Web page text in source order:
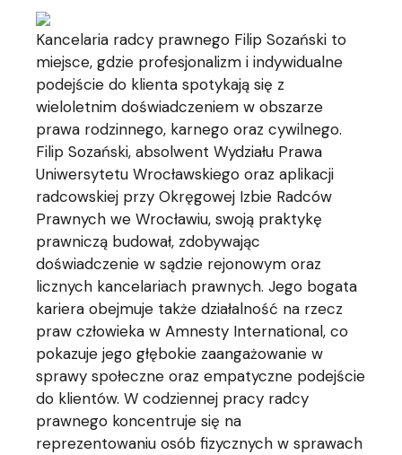
Kancelaria radcy prawnego Filip Sozański to
miejsce, gdzie profesjonalizm i indywidualne
podejście do klienta spotykają się z
wieloletnim doświadczeniem w obszarze
prawa rodzinnego, karnego oraz cywilnego.
Filip Sozański, absolwent Wydziału Prawa
Uniwersytetu Wrocławskiego oraz aplikacji
radcowskiej przy Okręgowej Izbie Radców
Prawnych we Wrocławiu, swoją praktykę
prawniczą budował, zdobywając
doświadczenie w sądzie rejonowym oraz
licznych kancelariach prawnych. Jego bogata
kariera obejmuje także działalność na rzecz
praw człowieka w Amnesty International, co
pokazuje jego głębokie zaangażowanie w
sprawy społeczne oraz empatyczne podejście
do klientów. W codziennej pracy radcy
prawnego koncentruje się na
reprezentowaniu osób fizycznych w sprawach